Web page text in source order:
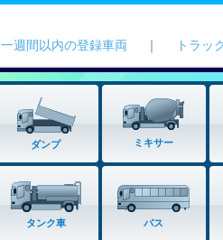
一週間以内の登録車両 ｜ トラッ
ダンプ ミキサー
タンク車 バス